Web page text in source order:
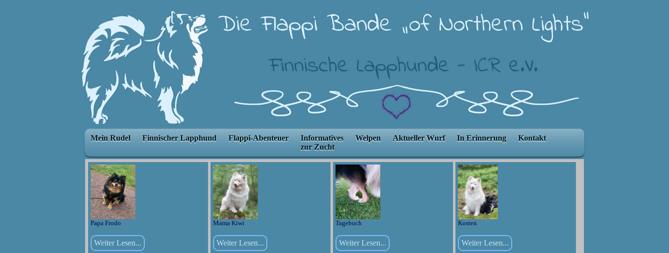
Mein Rudel Finnischer Lapphund Flappi-Abenteuer
Informatives
zur Zucht
Welpen Aktueller Wurf In Erinnerung Kontakt
Papa Frodo
Weiter Lesen...
Mama Kiwi
Weiter Lesen...
Tagebuch
Weiter Lesen...
Kosten
Weiter Lesen...